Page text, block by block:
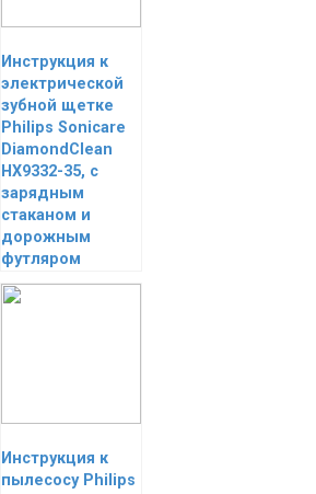
Инструкция к
электрической
зубной щетке
Philips Sonicare
DiamondClean
HX9332-35, с
зарядным
стаканом и
дорожным
футляром
Инструкция к
пылесосу Philips